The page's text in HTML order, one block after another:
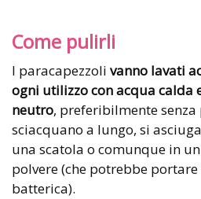
Come pulirli
I paracapezzoli vanno lavati
ogni utilizzo con acqua calda
neutro, preferibilmente senza
sciacquano a lungo, si
una scatola o comunque in
polvere (che potrebbe
batterica).